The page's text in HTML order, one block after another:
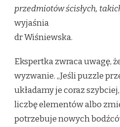
przedmiotów ścisłych,
wyjaśnia
dr Wiśniewska.
Ekspertka zwraca uwagę,
wyzwanie. „Jeśli puzzle
układamy je coraz
liczbę elementów albo
potrzebuje nowych